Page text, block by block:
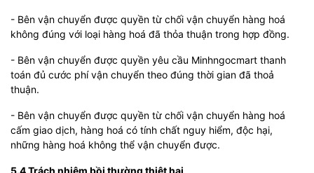
- Bên vận chuyển được quyền từ chối vận chuyển hàng hoá
không đúng với loại hàng hoá đã thỏa thuận trong hợp đồng.
- Bên vận chuyển được quyền yêu cầu Minhngocmart thanh
toán đủ cước phí vận chuyển theo đúng thời gian đã thoả
thuận.
- Bên vận chuyển được quyền từ chối vận chuyển hàng hoá
cấm giao dịch, hàng hoá có tính chất nguy hiểm, độc hại,
những hàng hoá không thể vận chuyển được.
5.4 Trách nhiệm bồi thường thiệt hại